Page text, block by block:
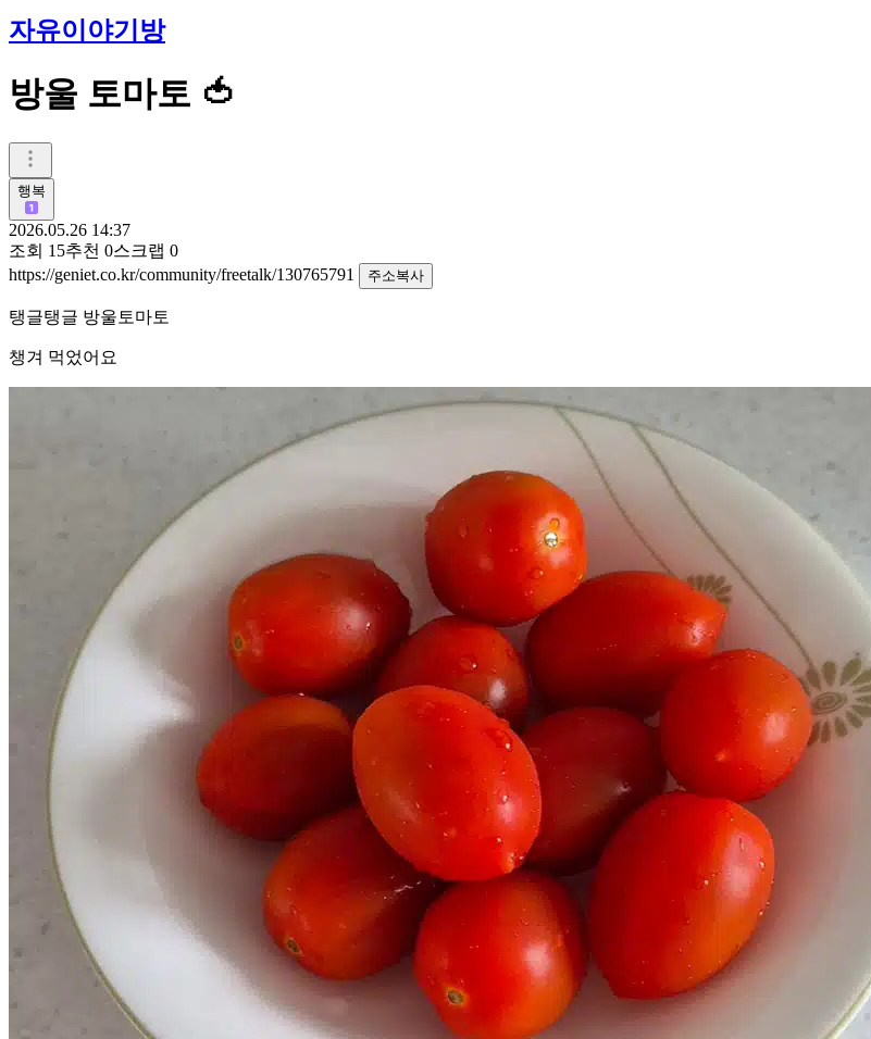
자유이야기방
방울 토마토 🍅
행복
2026.05.26 14:37
조회 15추천 0스크랩 0
https://geniet.co.kr/community/freetalk/130765791
주소복사
탱글탱글 방울토마토
챙겨 먹었어요